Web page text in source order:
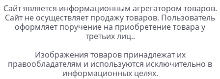
Сайт является информационным агрегатором товаров.
Сайт не осуществляет продажу товаров. Пользователь
оформляет поручение на приобретение товара у
третьих лиц..
Изображения товаров принадлежат их
правообладателям и используются исключительно в
информационных целях.